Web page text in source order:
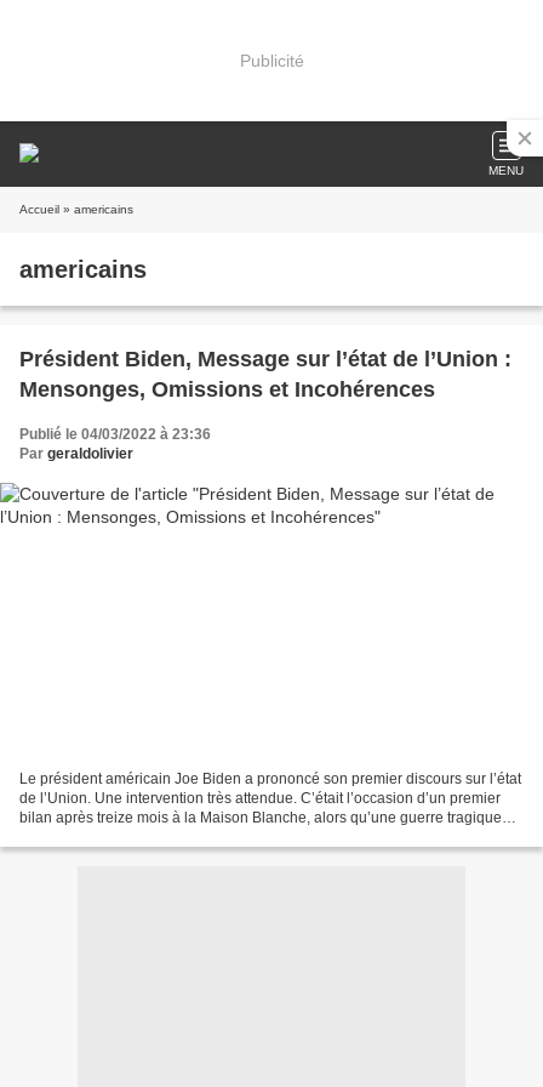
Publicité
MENU
Accueil » americains
americains
Président Biden, Message sur l’état de l’Union :
Mensonges, Omissions et Incohérences
Publié le 04/03/2022 à 23:36
Par geraldolivier
Le président américain Joe Biden a prononcé son premier discours sur l’état
de l’Union. Une intervention très attendue. C’était l’occasion d’un premier
bilan après treize mois à la Maison Blanche, alors qu’une guerre tragique